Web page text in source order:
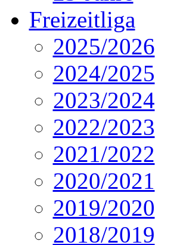
Freizeitliga
2025/2026
2024/2025
2023/2024
2022/2023
2021/2022
2020/2021
2019/2020
2018/2019